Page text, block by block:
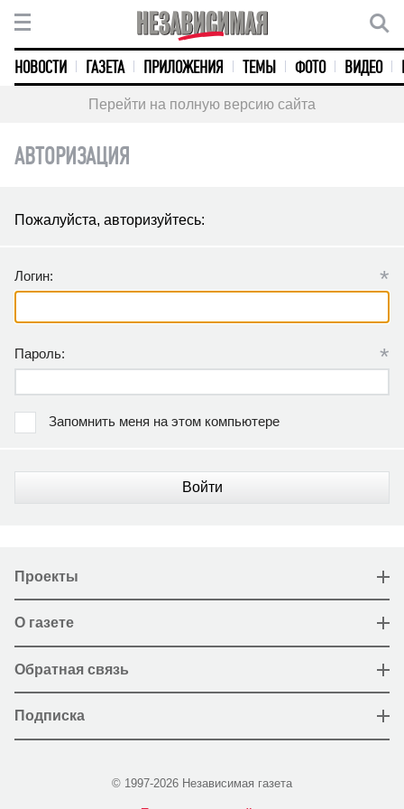
НОВОСТИ ГАЗЕТА ПРИЛОЖЕНИЯ ТЕМЫ ФОТО ВИДЕО
Перейти на полную версию сайта
АВТОРИЗАЦИЯ
Пожалуйста, авторизуйтесь:
Логин: *
Пароль: *
Запомнить меня на этом компьютере
Войти
Проекты
О газете
Обратная связь
Подписка
© 1997-2026 Независимая газета